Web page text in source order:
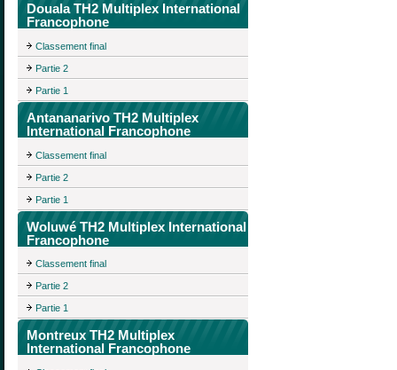
Douala TH2 Multiplex International
Francophone
Classement final
Partie 2
Partie 1
Antananarivo TH2 Multiplex
International Francophone
Classement final
Partie 2
Partie 1
Woluwé TH2 Multiplex International
Francophone
Classement final
Partie 2
Partie 1
Montreux TH2 Multiplex
International Francophone